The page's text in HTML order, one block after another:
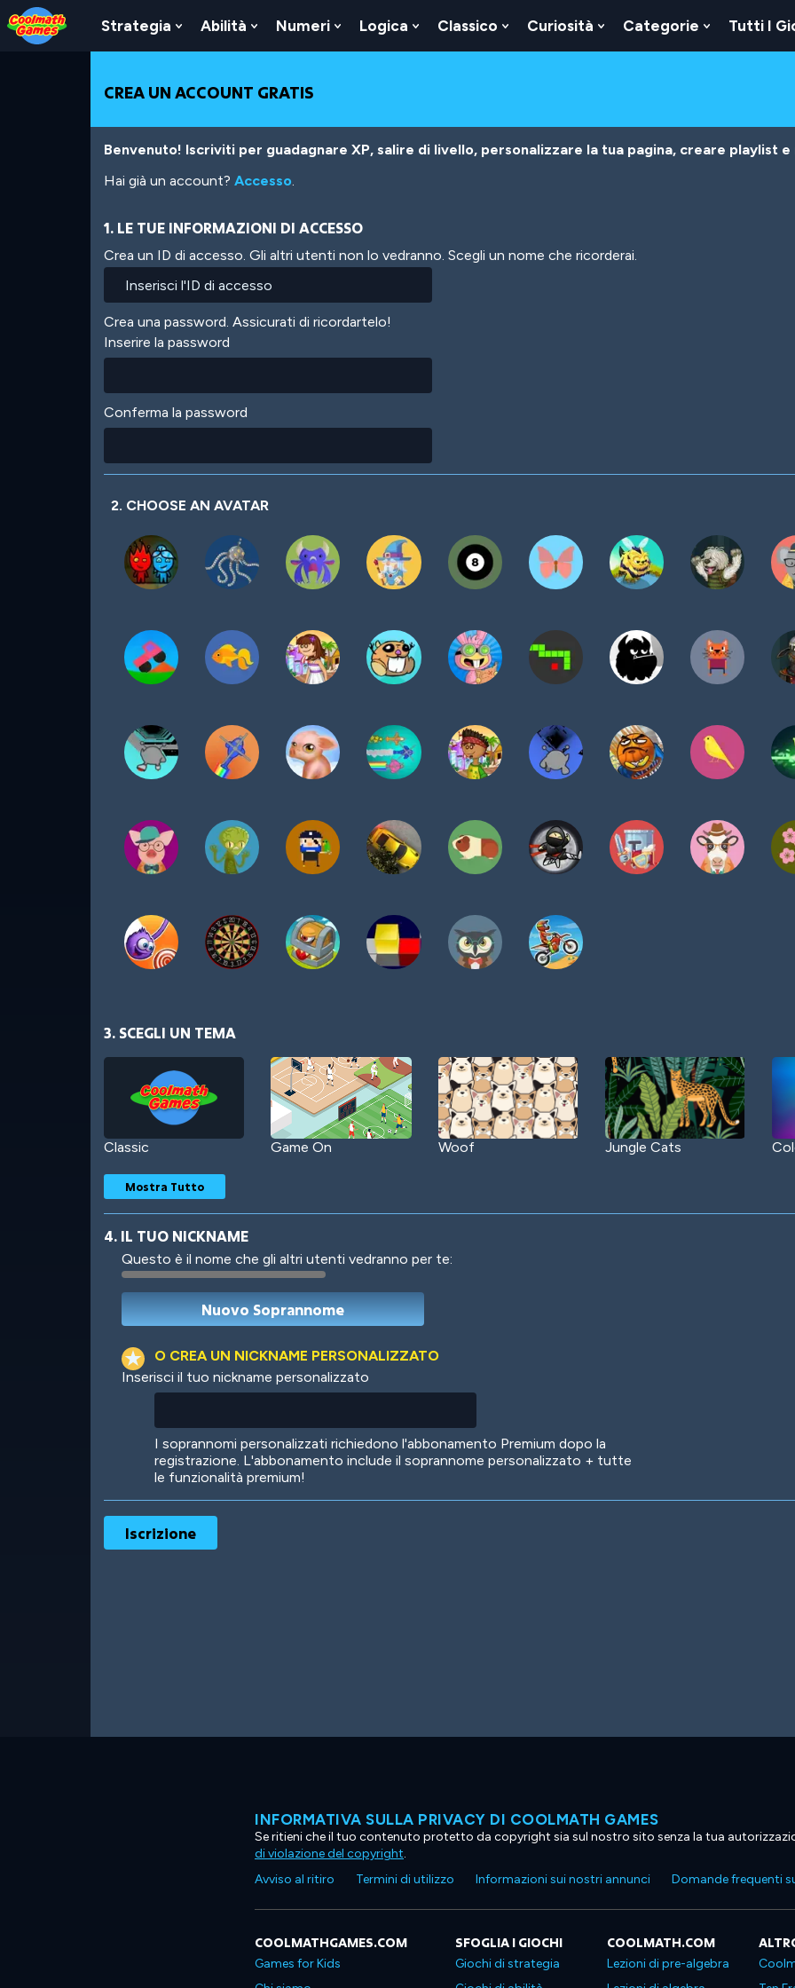
Skip
to
Top
Skip
to
Navigation
Skip
to
Main
Skip
to
Footer
Salta
al
contenuto
Strategia
Show
Submenu
Strategia
Abilità
Show
Submenu
Abilità
Numeri
Show
Submenu
Logica
Show
Submenu
Classico
Show
Submenu
Curiosità
Show
Submenu
Categorie
Show
Submenu
Tutti I
CREA UN ACCOUNT GRATIS
Benvenuto! Iscriviti per guadagnare XP, salire di livello, personalizzare la tua pagina, creare playlist
Hai già un account? Accesso.
1. LE TUE INFORMAZIONI DI ACCESSO
Crea un ID di accesso. Gli altri utenti non lo vedranno. Scegli un nome che ricorderai.
Crea una password. Assicurati di ricordartelo!
Inserire la password
Conferma la password
2. CHOOSE AN AVATAR
3. SCEGLI UN TEMA
Classic Game On Woof Jungle Cats
Robotic International
Ooh! Aah!
Mostra Tutto
4. IL TUO NICKNAME
Questo è il nome che gli altri utenti vedranno per te:
O CREA UN NICKNAME PERSONALIZZATO
Inserisci il tuo nickname personalizzato
I soprannomi personalizzati richiedono l'abbonamento Premium dopo la
registrazione. L'abbonamento include il soprannome personalizzato + tutte
le funzionalità premium!
INFORMATIVA SULLA PRIVACY DI COOLMATH GAMES
Se ritieni che il tuo contenuto protetto da copyright sia sul nostro sito senza la tua
di violazione del copyright.
Avviso al ritiro
Termini di utilizzo Informazioni sui nostri annunci Domande frequenti
COOLMATHGAMES.COM
Games for Kids
SFOGLIA I GIOCHI
Giochi di strategia
COOLMATH.COM
Lezioni di pre-algebra